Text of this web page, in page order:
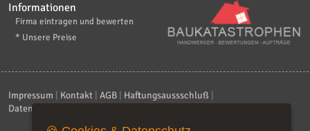
Informationen
Firma eintragen und bewerten
* Unsere Preise
Impressum Kontakt AGB Haftungsaussschluß
Datenschutzerklärung